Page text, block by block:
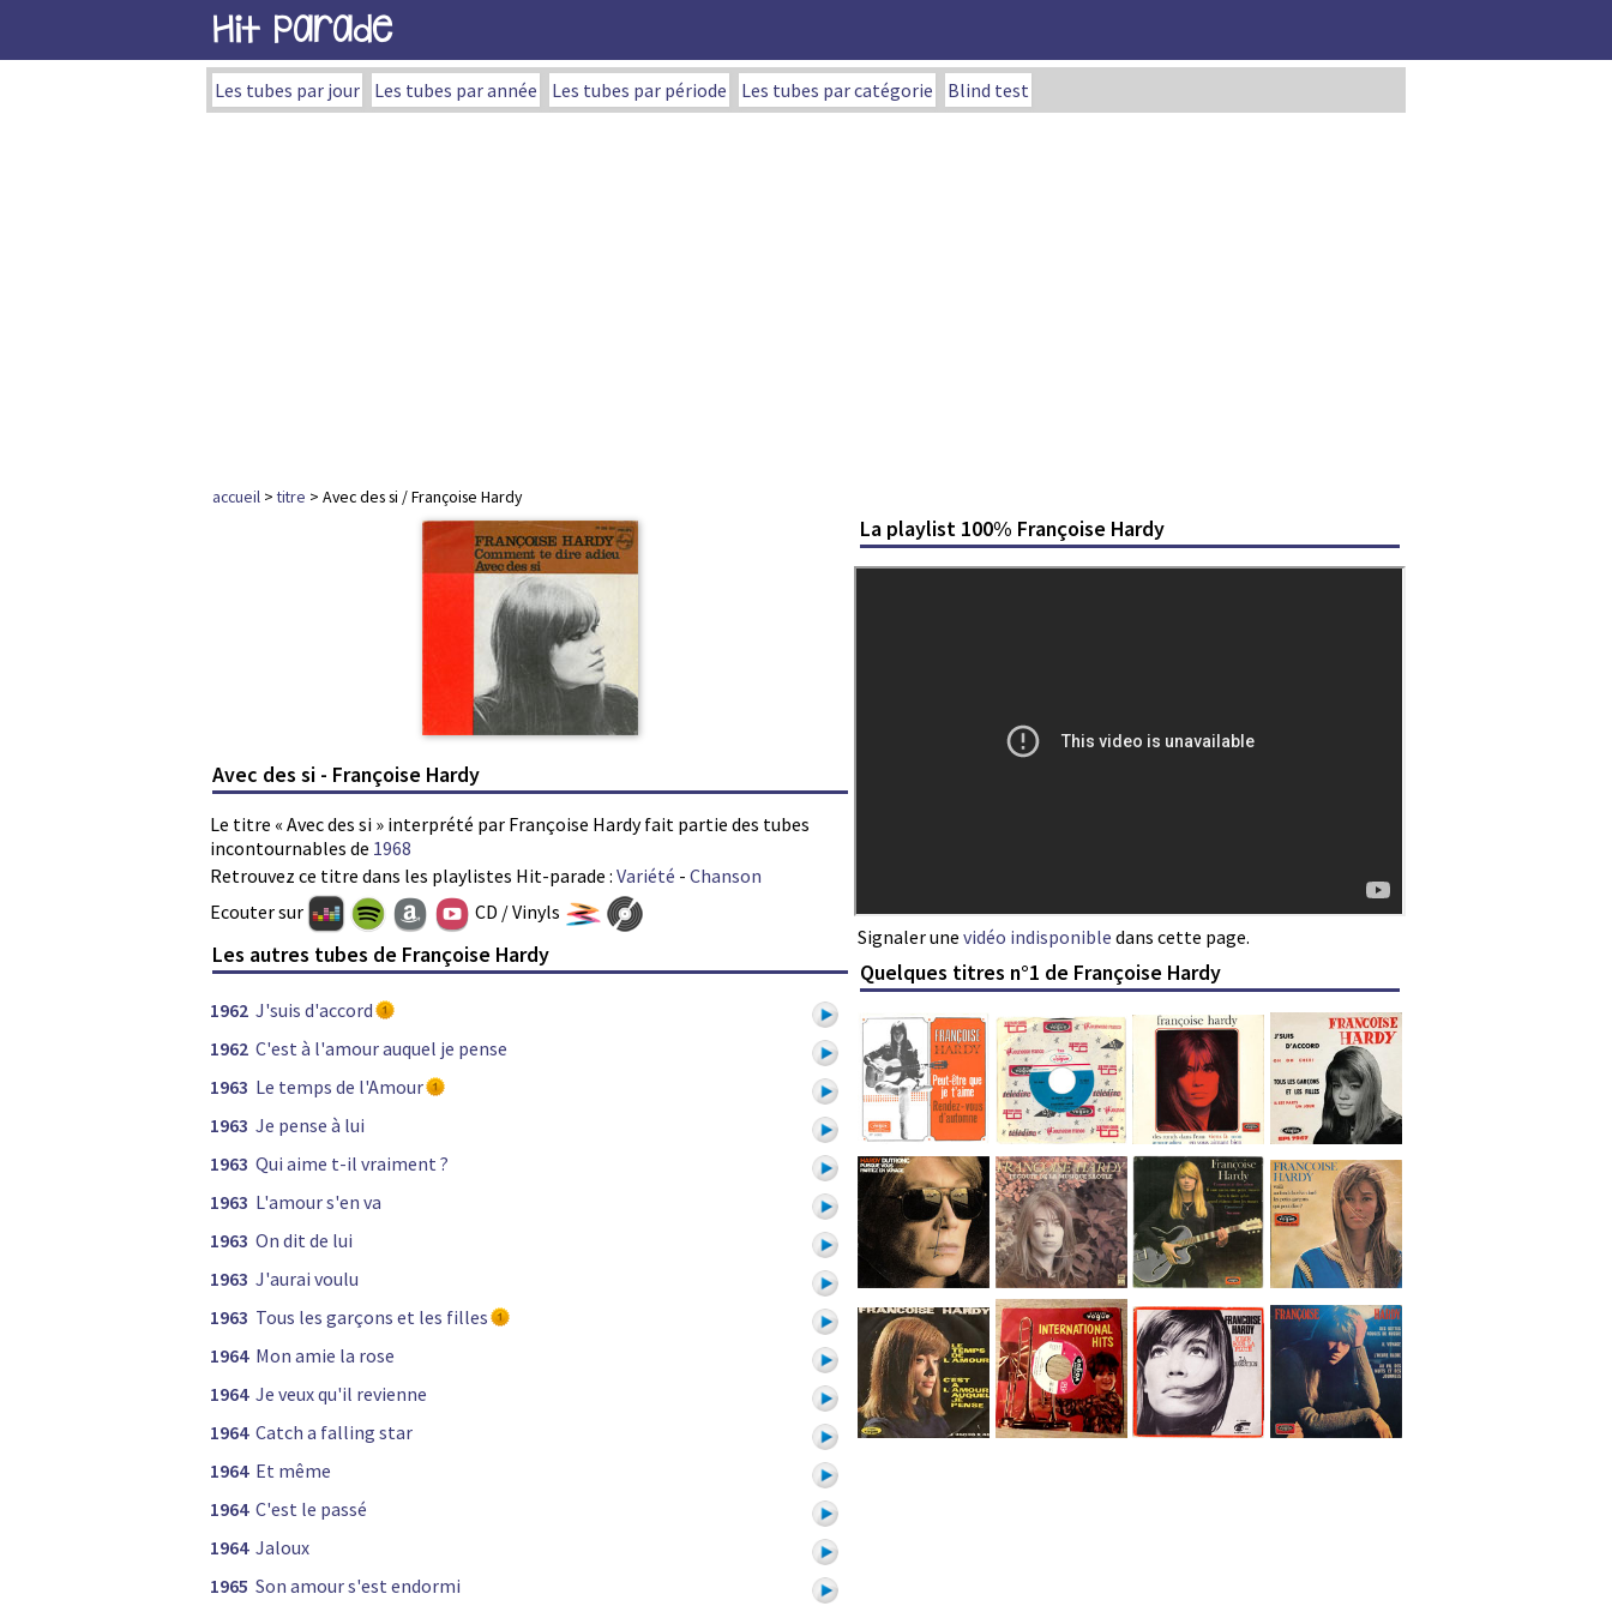
Hit Parade
Les tubes par jour Les tubes par année Les tubes par période Les tubes par catégorie Blind test
accueil >titre > Avec des si / Françoise Hardy
Avec des si - Françoise Hardy
Le titre « Avec des si » interprété par Françoise Hardy fait partie des tubes
incontournables de 1968
Retrouvez ce titre dans les playlistes Hit-parade : Variété - Chanson
La playlist 100% Françoise Hardy
Signaler une vidéo indisponible dans cette page.
Ecouter sur CD / Vinyls
Les autres tubes de Françoise Hardy
1962 J'suis d'accord
1962 C'est à l'amour auquel je pense
1963 Le temps de l'Amour
1963 Je pense à lui
1963 Qui aime t-il vraiment ?
1963 L'amour s'en va
1963 On dit de lui
1963 J'aurai voulu
1963 Tous les garçons et les filles
1964 Mon amie la rose
1964 Je veux qu'il revienne
1964 Catch a falling star
1964 Et même
1964 C'est le passé
1964 Jaloux
1965 Son amour s'est endormi
Quelques titres n°1 de Françoise Hardy